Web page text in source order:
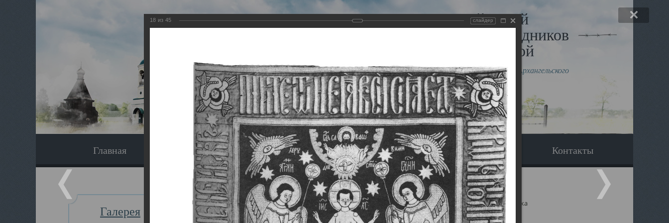
Виртуальный музей
Новомучеников и исповедников
Земли Архангельской
Сайт создан по благословлению митрополита Архангельского
и Холмогорского Даниила
Главная Экскурсия Наследники Галерея Вопрос-ответ Контакты
Галерея
Главная Галерея Храмы-мученики Архангельска Свято-Троицкий собор Архангельска
18 из 45 слайдер